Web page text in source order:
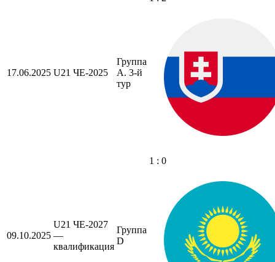
17.06.2025 U21 ЧЕ-2025
Группа
A. 3-й
тур
09.10.2025
U21 ЧЕ-2027
—
квалификация
Группа
D
1 : 0